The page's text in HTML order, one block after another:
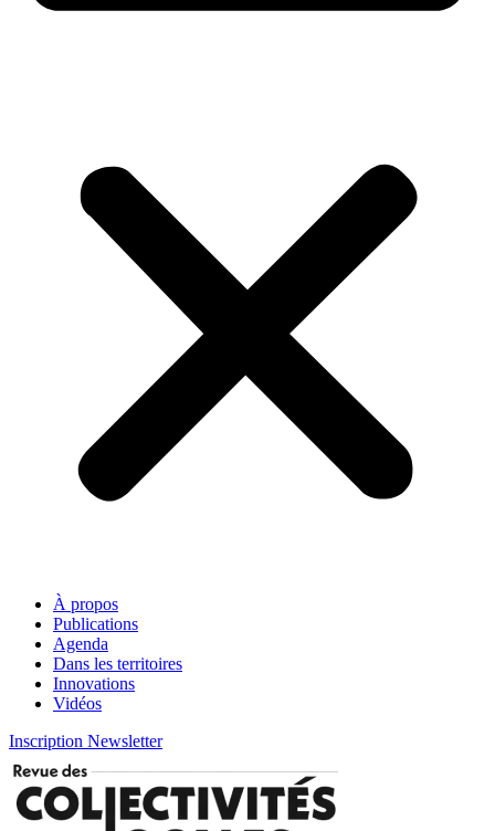
À propos
Publications
Agenda
Dans les territoires
Innovations
Vidéos
Inscription Newsletter